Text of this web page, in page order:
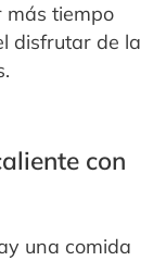
más tiempo
disfrutar de la
con
una comida